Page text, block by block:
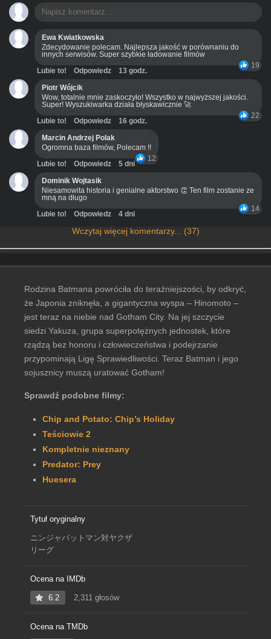
Ewa Kwiatkowska
Zdecydowanie polecam. Najlepsza jakość w porównaniu do
innych serwisów. Super szybkie ładowanie filmów
19
Lubie to! Odpowiedz
13 godz.
Piotr Wójcik
Wow, totalnie mnie zaskoczyło! Wszystko w najwyższej jakości.
Super! Wyszukiwarka działa błyskawicznie 🚀
22
Lubie to! Odpowiedz
16 godz.
Marcin Andrzej Polak
Ogromna baza filmów, Polecam !!
12
Lubie to! Odpowiedz
5 dni
Dominik Wojtasik
Niesamowita historia i genialne aktorstwo 👏 Ten film zostanie ze
mną na długo
14
Lubie to! Odpowiedz 4 dni
Wczytaj więcej komentarzy... (37)
Rodzina Batmana powróciła do teraźniejszości, by odkryć,
że Japonia zniknęła, a gigantyczna wyspa – Hinomoto –
jest teraz na niebie nad Gotham City. Na jej szczycie
siedzi Yakuza, grupa superpotężnych jednostek, które
rządzą bez honoru i człowieczeństwa i podejrzanie
przypominają Ligę Sprawiedliwości. Teraz Batman i jego
sojusznicy muszą uratować Gotham!
Sprawdź podobne filmy:
Chip and Potato: Chip’s Holiday
Teściowie 2
Kompletnie nieznany
Predator: Prey
Huesera
Tytuł oryginalny
ニンジャバットマン対ヤクザ
リーグ
Ocena na IMDb
6.2 2,311 głosów
Ocena na TMDb